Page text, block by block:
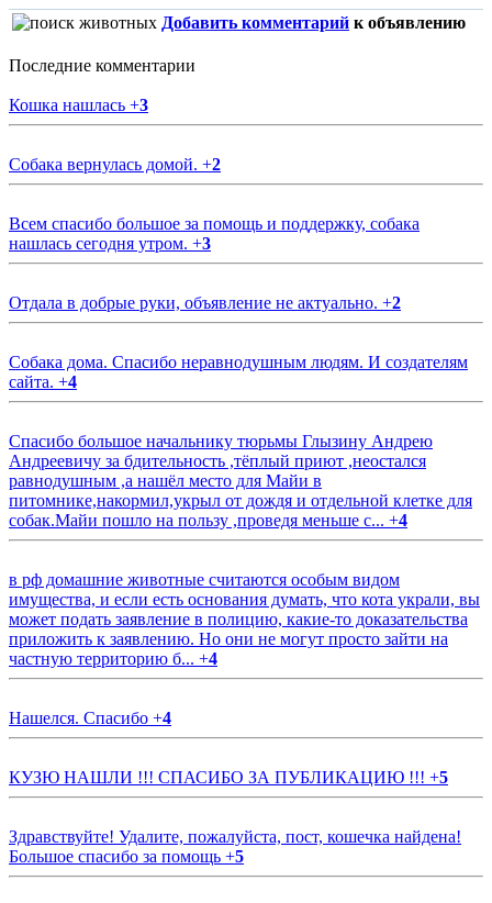
Добавить комментарий к объявлению
Последние комментарии
Кошка нашлась +3
Собака вернулась домой. +2
Всем спасибо большое за помощь и поддержку, собака
нашлась сегодня утром. +3
Отдала в добрые руки, объявление не актуально. +2
Собака дома. Спасибо неравнодушным людям. И создателям
сайта. +4
Спасибо большое начальнику тюрьмы Глызину Андрею
Андреевичу за бдительность ,тёплый приют ,неостался
равнодушным ,а нашёл место для Майи в
питомнике,накормил,укрыл от дождя и отдельной клетке для
собак.Майи пошло на пользу ,проведя меньше с... +4
в рф домашние животные считаются особым видом
имущества, и если есть основания думать, что кота украли, вы
может подать заявление в полицию, какие-то доказательства
приложить к заявлению. Но они не могут просто зайти на
частную территорию б... +4
Нашелся. Спасибо +4
КУЗЮ НАШЛИ !!! СПАСИБО ЗА ПУБЛИКАЦИЮ !!! +5
Здравствуйте! Удалите, пожалуйста, пост, кошечка найдена!
Большое спасибо за помощь +5